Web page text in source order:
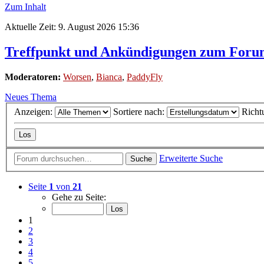
Zum Inhalt
Aktuelle Zeit: 9. August 2026 15:36
Treffpunkt und Ankündigungen zum
Moderatoren: Worsen, Bianca, PaddyFly
Neues Thema
Anzeigen:
Sortiere nach:
Suche Erweiterte Suche
Seite 1 von 21
Gehe zu Seite:
1
2
3
4